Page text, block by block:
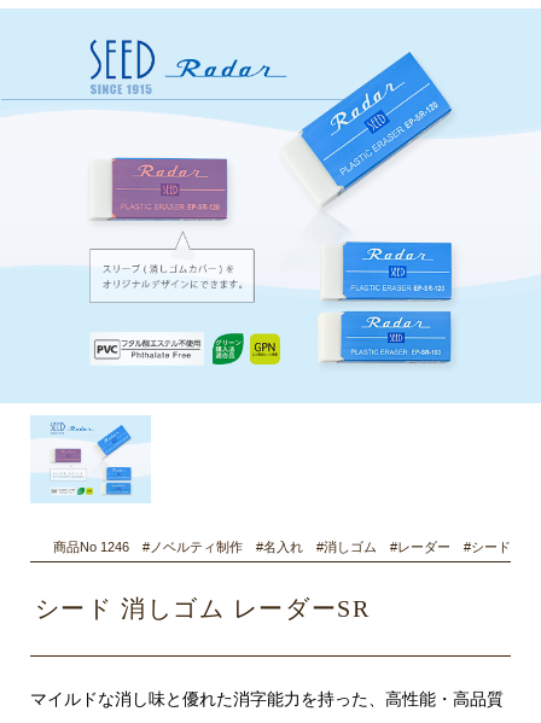
商品No 1246 #ノベルティ制作 #名入れ #消しゴム #レーダー #シード
シード 消しゴム レーダーSR
マイルドな消し味と優れた消字能力を持った、高性能・高品質